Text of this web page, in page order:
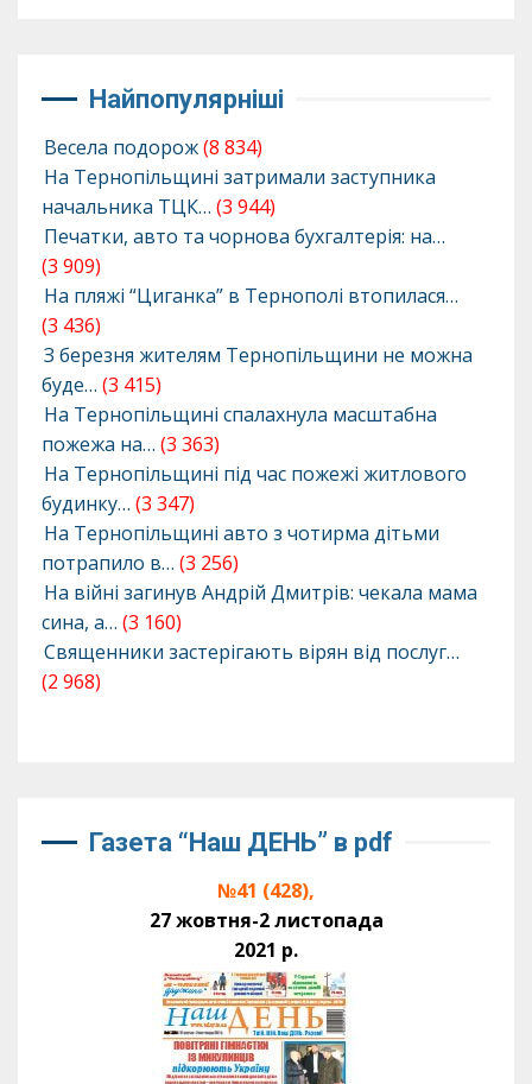
Найпопулярніші
Весела подорож(8 834)
На Тернопільщині затримали заступника
начальника ТЦК… (3 944)
Печатки, авто та чорнова бухгалтерія: на…
(3 909)
На пляжі “Циганка” в Тернополі втопилася…
(3 436)
З березня жителям Тернопільщини не можна
буде… (3 415)
На Тернопільщині спалахнула масштабна
пожежа на… (3 363)
На Тернопільщині під час пожежі житлового
будинку… (3 347)
На Тернопільщині авто з чотирма дітьми
потрапило в… (3 256)
На війні загинув Андрій Дмитрів: чекала мама
сина, а… (3 160)
Священники застерігають вірян від послуг…
(2 968)
Газета “Наш ДЕНЬ” в pdf
№41 (428),
27 жовтня-2 листопада
2021 р.